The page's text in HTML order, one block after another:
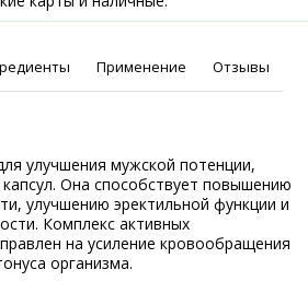
Применение Отзывы
улучшения мужской потенции,
Она способствует повышению
улучшению эректильной функции и
Комплекс активных
на усиление кровообращения
организма.